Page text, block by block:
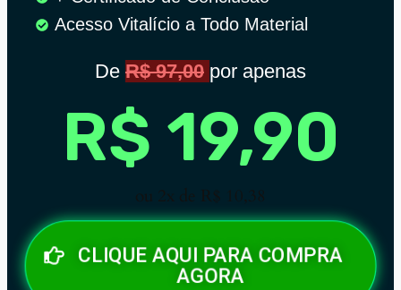
Acesso Vitalício a Todo Material
De R$ 97,00 por apenas
R$ 19,90
ou 2x de R$ 10,38
CLIQUE AQUI PARA COMPRA
AGORA